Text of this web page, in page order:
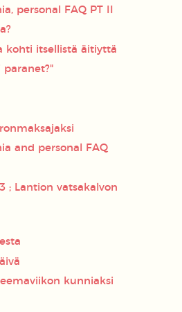
personal FAQ PT II
kohti itsellistä äitiyttä
paranet?"
and personal FAQ
; Lantion vatsakalvon
kunniaksi